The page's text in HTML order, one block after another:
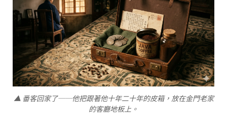
▲ 番客回家了──他把跟著他十年二十年的皮箱，放在金門老家
的客廳地板上。